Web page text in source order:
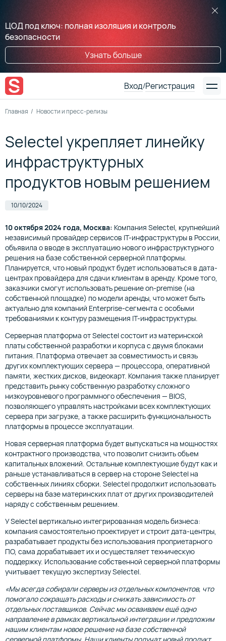
ЦОД под ключ: полная изоляция и контроль
безопасности
Узнать больше
Вход/Регистрация
Главная Новости и пресс-релизы
Selectel укрепляет линейку
инфраструктурных
продуктов новым решением
10/10/2024
10 октября 2024 года, Москва: Компания Selectel, крупнейший
независимый провайдер сервисов IT-инфраструктуры в России,
объявила о вводе в эксплуатацию нового инфраструктурного
решения на базе собственной серверной платформы.
Планируется, что новый продукт будет использоваться в дата-
центрах провайдера для сдачи клиентам в аренду. Кроме того,
заказчики смогут использовать решение on-premise (на
собственной площадке) по модели аренды, что может быть
актуально для компаний Enterprise-сегмента с особыми
требованиями к контуру размещения IT-инфраструктуры.
Серверная платформа от Selectel состоит из материнской
платы собственной разработки и корпуса с двумя блоками
питания. Платформа отвечает за совместимость и связь
других комплектующих сервера — процессора, оперативной
памяти, жестких дисков, видеокарт. Компания также планирует
представить рынку собственную разработку сложного
низкоуровневого программного обеспечения — BIOS,
позволяющего управлять настройками всех комплектующих
сервера при загрузке, а также расширить функциональность
платформы в процессе эксплуатации.
Новая серверная платформа будет выпускаться на мощностях
контрактного производства, что позволит снизить объем
капитальных вложений. Остальные комплектующие будут как и
раньше устанавливаться в сервер на стороне Selectel на
собственных линиях сборки. Selectel продолжит использовать
серверы на базе материнских плат от других производителей
наряду с собственным решением.
У Selectel вертикально интегрированная модель бизнеса:
компания самостоятельно проектирует и строит дата-центры,
разрабатывает продукты без использования проприетарного
ПО, сама дорабатывает их и осуществляет техническую
поддержку. Использование собственной серверной платформы
учитывает текущую экспертизу Selectel.
«Мы всегда собирали серверы из отдельных компонентов, что
помогало сокращать расходы и снижать зависимость от
отдельных поставщиков. Сейчас мы осваиваем ещё одно
направление в рамках вертикальной интеграции и предложим
нашим клиентам новое решение на базе собственной